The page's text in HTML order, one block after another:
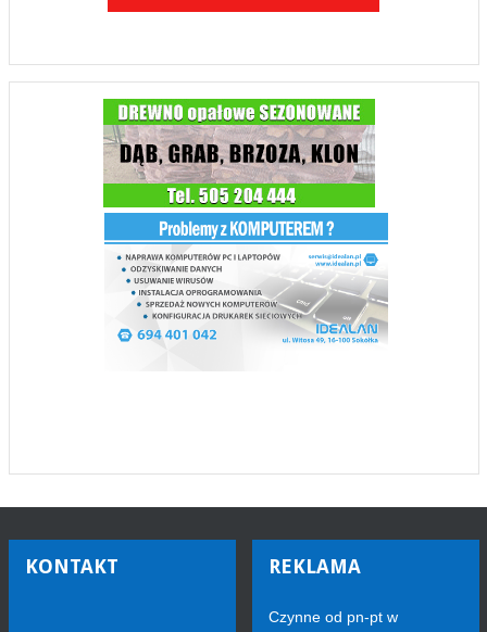
KONTAKT REKLAMA
Czynne od pn-pt w